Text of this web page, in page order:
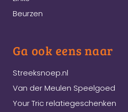
Beurzen
Ga ook eens naar
Streeksnoep.nl
Van der Meulen Speelgoed
Your Tric relatiegeschenken